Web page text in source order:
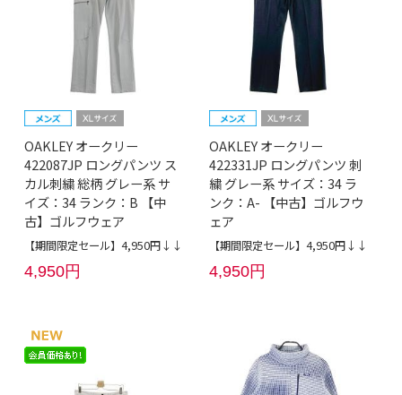
OAKLEY オークリー
422087JP ロングパンツ ス
カル刺繍 総柄 グレー系 サ
イズ：34 ランク：B 【中
古】ゴルフウェア
【期間限定セール】4,950円↓↓
4,950円
OAKLEY オークリー
422331JP ロングパンツ 刺
繍 グレー系 サイズ：34 ラ
ンク：A- 【中古】ゴルフウ
ェア
【期間限定セール】4,950円↓↓
4,950円